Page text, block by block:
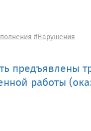
#Нарушения
предъявлены
работы